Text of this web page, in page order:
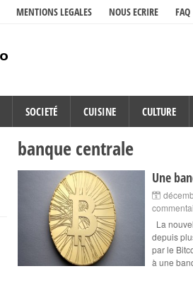
MENTIONS LEGALES NOUS ECRIRE FAQ
SOCIETÉ CUISINE CULTURE
banque centrale
Une
La
depuis
par le
à une